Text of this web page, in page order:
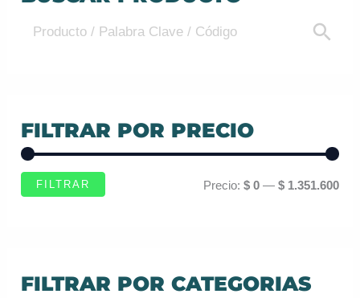
FILTRAR POR PRECIO
FILTRAR Precio: $ 0— $ 1.351.600
FILTRAR POR CATEGORIAS